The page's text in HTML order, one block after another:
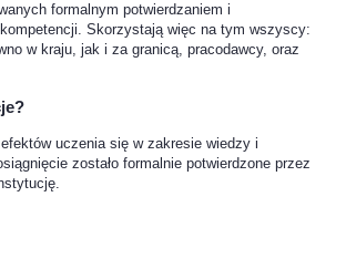
formalnym potwierdzaniem i
Skorzystają więc na tym wszyscy:
w kraju, jak i za granicą, pracodawcy, oraz
uczenia się w zakresie wiedzy i
zostało formalnie potwierdzone przez